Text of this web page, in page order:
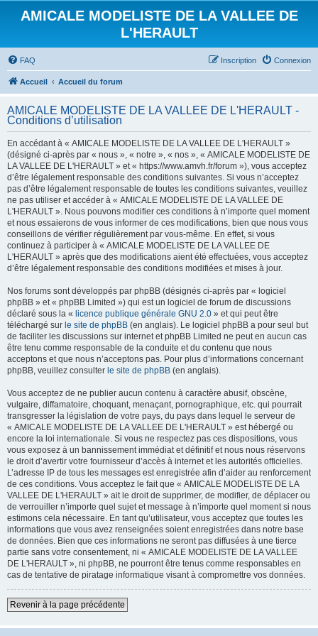
AMICALE MODELISTE DE LA VALLEE DE
L'HERAULT
FAQ Connexion
Inscription
Accueil Accueil du forum
AMICALE MODELISTE DE LA VALLEE DE L'HERAULT -
Conditions d’utilisation
En accédant à « AMICALE MODELISTE DE LA VALLEE DE L'HERAULT »
(désigné ci-après par « nous », « notre », « nos », « AMICALE MODELISTE DE
LA VALLEE DE L'HERAULT » et « https://www.amvh.fr/forum »), vous acceptez
d’être légalement responsable des conditions suivantes. Si vous n’acceptez
pas d’être légalement responsable de toutes les conditions suivantes, veuillez
ne pas utiliser et accéder à « AMICALE MODELISTE DE LA VALLEE DE
L'HERAULT ». Nous pouvons modifier ces conditions à n’importe quel moment
et nous essaierons de vous informer de ces modifications, bien que nous vous
conseillons de vérifier régulièrement par vous-même. En effet, si vous
continuez à participer à « AMICALE MODELISTE DE LA VALLEE DE
L'HERAULT » après que des modifications aient été effectuées, vous acceptez
d’être légalement responsable des conditions modifiées et mises à jour.
Nos forums sont développés par phpBB (désignés ci-après par « logiciel
phpBB » et « phpBB Limited ») qui est un logiciel de forum de discussions
déclaré sous la « licence publique générale GNU 2.0 » et qui peut être
téléchargé sur le site de phpBB (en anglais). Le logiciel phpBB a pour seul but
de faciliter les discussions sur internet et phpBB Limited ne peut en aucun cas
être tenu comme responsable de la conduite et du contenu que nous
acceptons et que nous n’acceptons pas. Pour plus d’informations concernant
phpBB, veuillez consulter le site de phpBB (en anglais).
Vous acceptez de ne publier aucun contenu à caractère abusif, obscène,
vulgaire, diffamatoire, choquant, menaçant, pornographique, etc. qui pourrait
transgresser la législation de votre pays, du pays dans lequel le serveur de
« AMICALE MODELISTE DE LA VALLEE DE L'HERAULT » est hébergé ou
encore la loi internationale. Si vous ne respectez pas ces dispositions, vous
vous exposez à un bannissement immédiat et définitif et nous nous réservons
le droit d’avertir votre fournisseur d’accès à internet et les autorités officielles.
L’adresse IP de tous les messages est enregistrée afin d’aider au renforcement
de ces conditions. Vous acceptez le fait que « AMICALE MODELISTE DE LA
VALLEE DE L'HERAULT » ait le droit de supprimer, de modifier, de déplacer ou
de verrouiller n’importe quel sujet et message à n’importe quel moment si nous
estimons cela nécessaire. En tant qu’utilisateur, vous acceptez que toutes les
informations que vous avez renseignées soient enregistrées dans notre base
de données. Bien que ces informations ne seront pas diffusées à une tierce
partie sans votre consentement, ni « AMICALE MODELISTE DE LA VALLEE
DE L'HERAULT », ni phpBB, ne pourront être tenus comme responsables en
cas de tentative de piratage informatique visant à compromettre vos données.
Revenir à la page précédente